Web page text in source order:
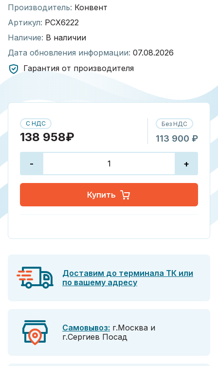
Производитель: Конвент
Артикул: РСХ6222
Наличие: В наличии
Дата обновления информации: 07.08.2026
Гарантия от производителя
С НДС
138 958₽
Без НДС
113 900 ₽
- +
Купить
Доставим до терминала ТК или
по вашему адресу
Самовывоз: г.Москва и
г.Сергиев Посад